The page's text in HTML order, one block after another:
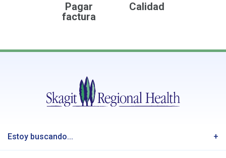
Pagar
factura
Calidad
Estoy buscando...